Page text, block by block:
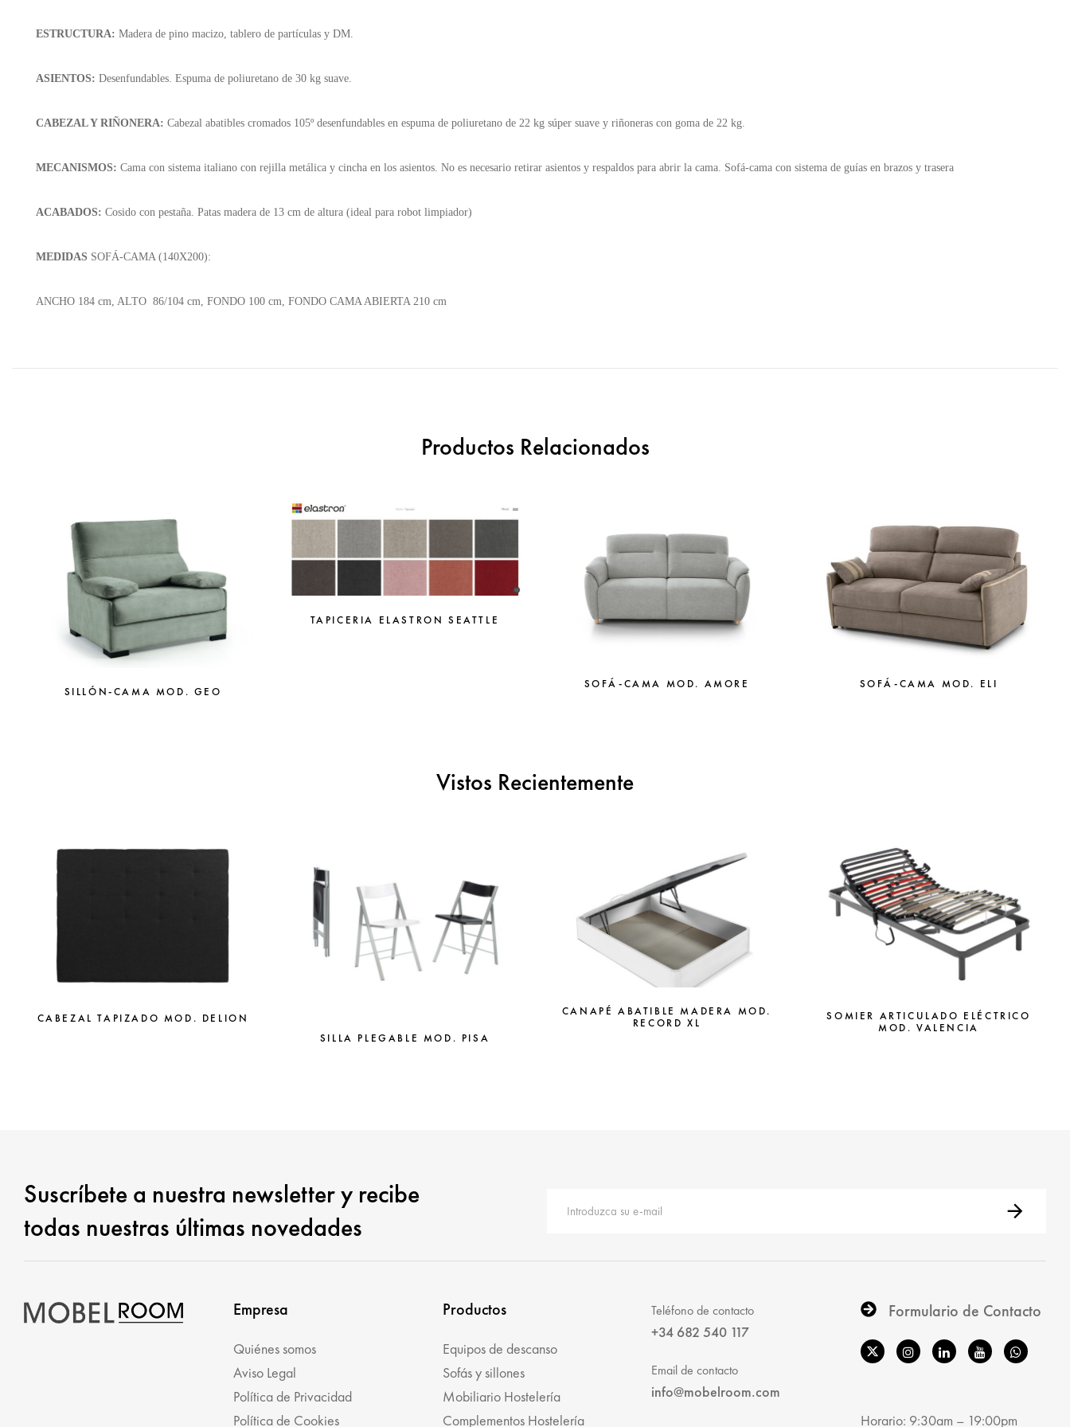
ESTRUCTURA: Madera de pino macizo, tablero de partículas y DM.
ASIENTOS: Desenfundables. Espuma de poliuretano de 30 kg suave.
CABEZAL Y RIÑONERA: Cabezal abatibles cromados 105º desenfundables en espuma de poliuretano de 22 kg súper suave y riñoneras con goma de 22 kg.
MECANISMOS: Cama con sistema italiano con rejilla metálica y cincha en los asientos. No es necesario retirar asientos y respaldos para abrir la cama. Sofá-cama con sistema de guías en brazos y trasera
ACABADOS: Cosido con pestaña. Patas madera de 13 cm de altura (ideal para robot limpiador)
MEDIDAS SOFÁ-CAMA (140X200):
ANCHO 184 cm, ALTO 86/104 cm, FONDO 100 cm, FONDO CAMA ABIERTA 210 cm
Productos Relacionados
SILLÓN-CAMA MOD. GEO
TAPICERIA ELASTRON SEATTLE
SOFÁ-CAMA MOD. AMORE SOFÁ-CAMA MOD. ELI
Vistos Recientemente
CABEZAL TAPIZADO MOD. DELION
SILLA PLEGABLE MOD. PISA
CANAPÉ ABATIBLE MADERA MOD.
RECORD XL
SOMIER ARTICULADO ELÉCTRICO
MOD. VALENCIA
Suscríbete a nuestra newsletter y recibe
todas nuestras últimas novedades
Empresa
Quiénes somos
Aviso Legal
Política de Privacidad
Política de Cookies
Productos
Equipos de descanso
Sofás y sillones
Mobiliario Hostelería
Complementos Hostelería
Teléfono de contacto
+34 682 540 117
Email de contacto
info@mobelroom.com
Formulario de Contacto
Horario: 9:30am – 19:00pm